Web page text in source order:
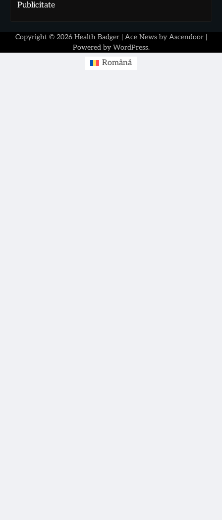
Publicitate
Copyright © 2026 Health Badger| Ace News by Ascendoor|
Powered by WordPress.
Română